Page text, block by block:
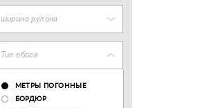
ширина рулона
Тип обоев
МЕТРЫ ПОГОННЫЕ
БОРДЮР